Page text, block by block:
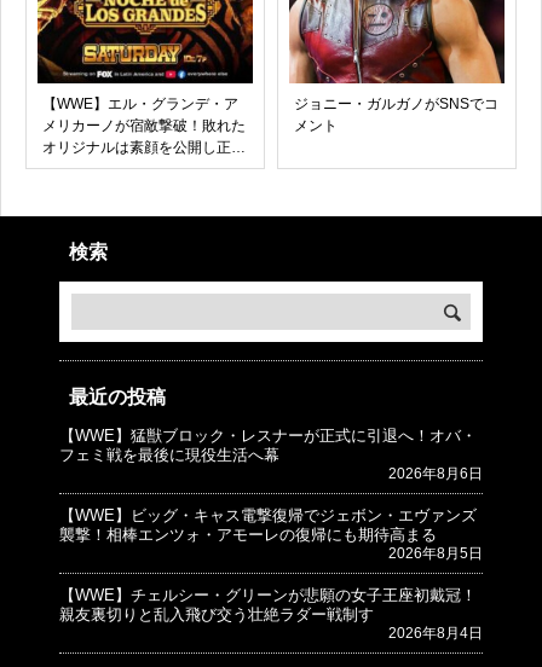
【WWE】エル・グランデ・ア
メリカーノが宿敵撃破！敗れた
オリジナルは素顔を公開し正体
を晒す！
ジョニー・ガルガノがSNSでコ
メント
検索
最近の投稿
【WWE】猛獣ブロック・レスナーが正式に引退へ！オバ・
フェミ戦を最後に現役生活へ幕
2026年8月6日
【WWE】ビッグ・キャス電撃復帰でジェボン・エヴァンズ
襲撃！相棒エンツォ・アモーレの復帰にも期待高まる
2026年8月5日
【WWE】チェルシー・グリーンが悲願の女子王座初戴冠！
親友裏切りと乱入飛び交う壮絶ラダー戦制す
2026年8月4日
© プロレスJunkie ～WWEの最新情報 USA～